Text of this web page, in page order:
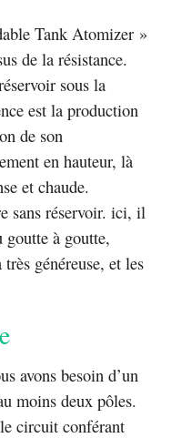
Tank Atomizer »
de la résistance.
sous la
est la production
de son
en hauteur, là
et chaude.
sans réservoir. ici, il
goutte à goutte,
généreuse, et les
avons besoin d’un
moins deux pôles.
circuit conférant